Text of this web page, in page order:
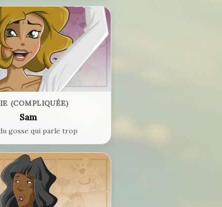
(COMPLIQUÉE)
Sam
gosse qui parle trop